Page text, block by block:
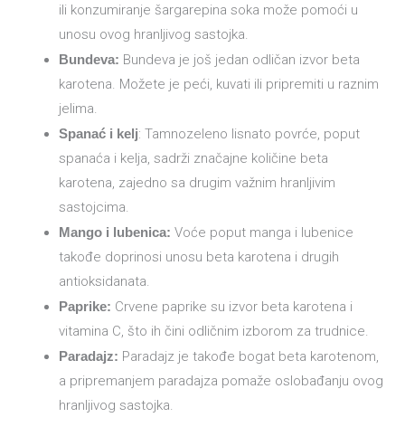
ili konzumiranje šargarepina soka može pomoći u
unosu ovog hranljivog sastojka.
Bundeva: Bundeva je još jedan odličan izvor beta
karotena. Možete je peći, kuvati ili pripremiti u raznim
jelima.
Spanać i kelj: Tamnozeleno lisnato povrće, poput
spanaća i kelja, sadrži značajne količine beta
karotena, zajedno sa drugim važnim hranljivim
sastojcima.
Mango i lubenica: Voće poput manga i lubenice
takođe doprinosi unosu beta karotena i drugih
antioksidanata.
Paprike: Crvene paprike su izvor beta karotena i
vitamina C, što ih čini odličnim izborom za trudnice.
Paradajz: Paradajz je takođe bogat beta karotenom,
a pripremanjem paradajza pomaže oslobađanju ovog
hranljivog sastojka.